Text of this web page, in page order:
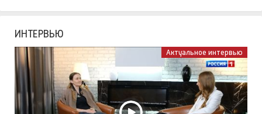
ИНТЕРВЬЮ
Актуальное интервью